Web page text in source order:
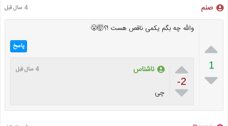
صنم 4 سال قبل

1

والله چه بگم یکمی ناقص هست !؟🤯😤
پاسخ

-2

ناشناس 4 سال قبل
چی